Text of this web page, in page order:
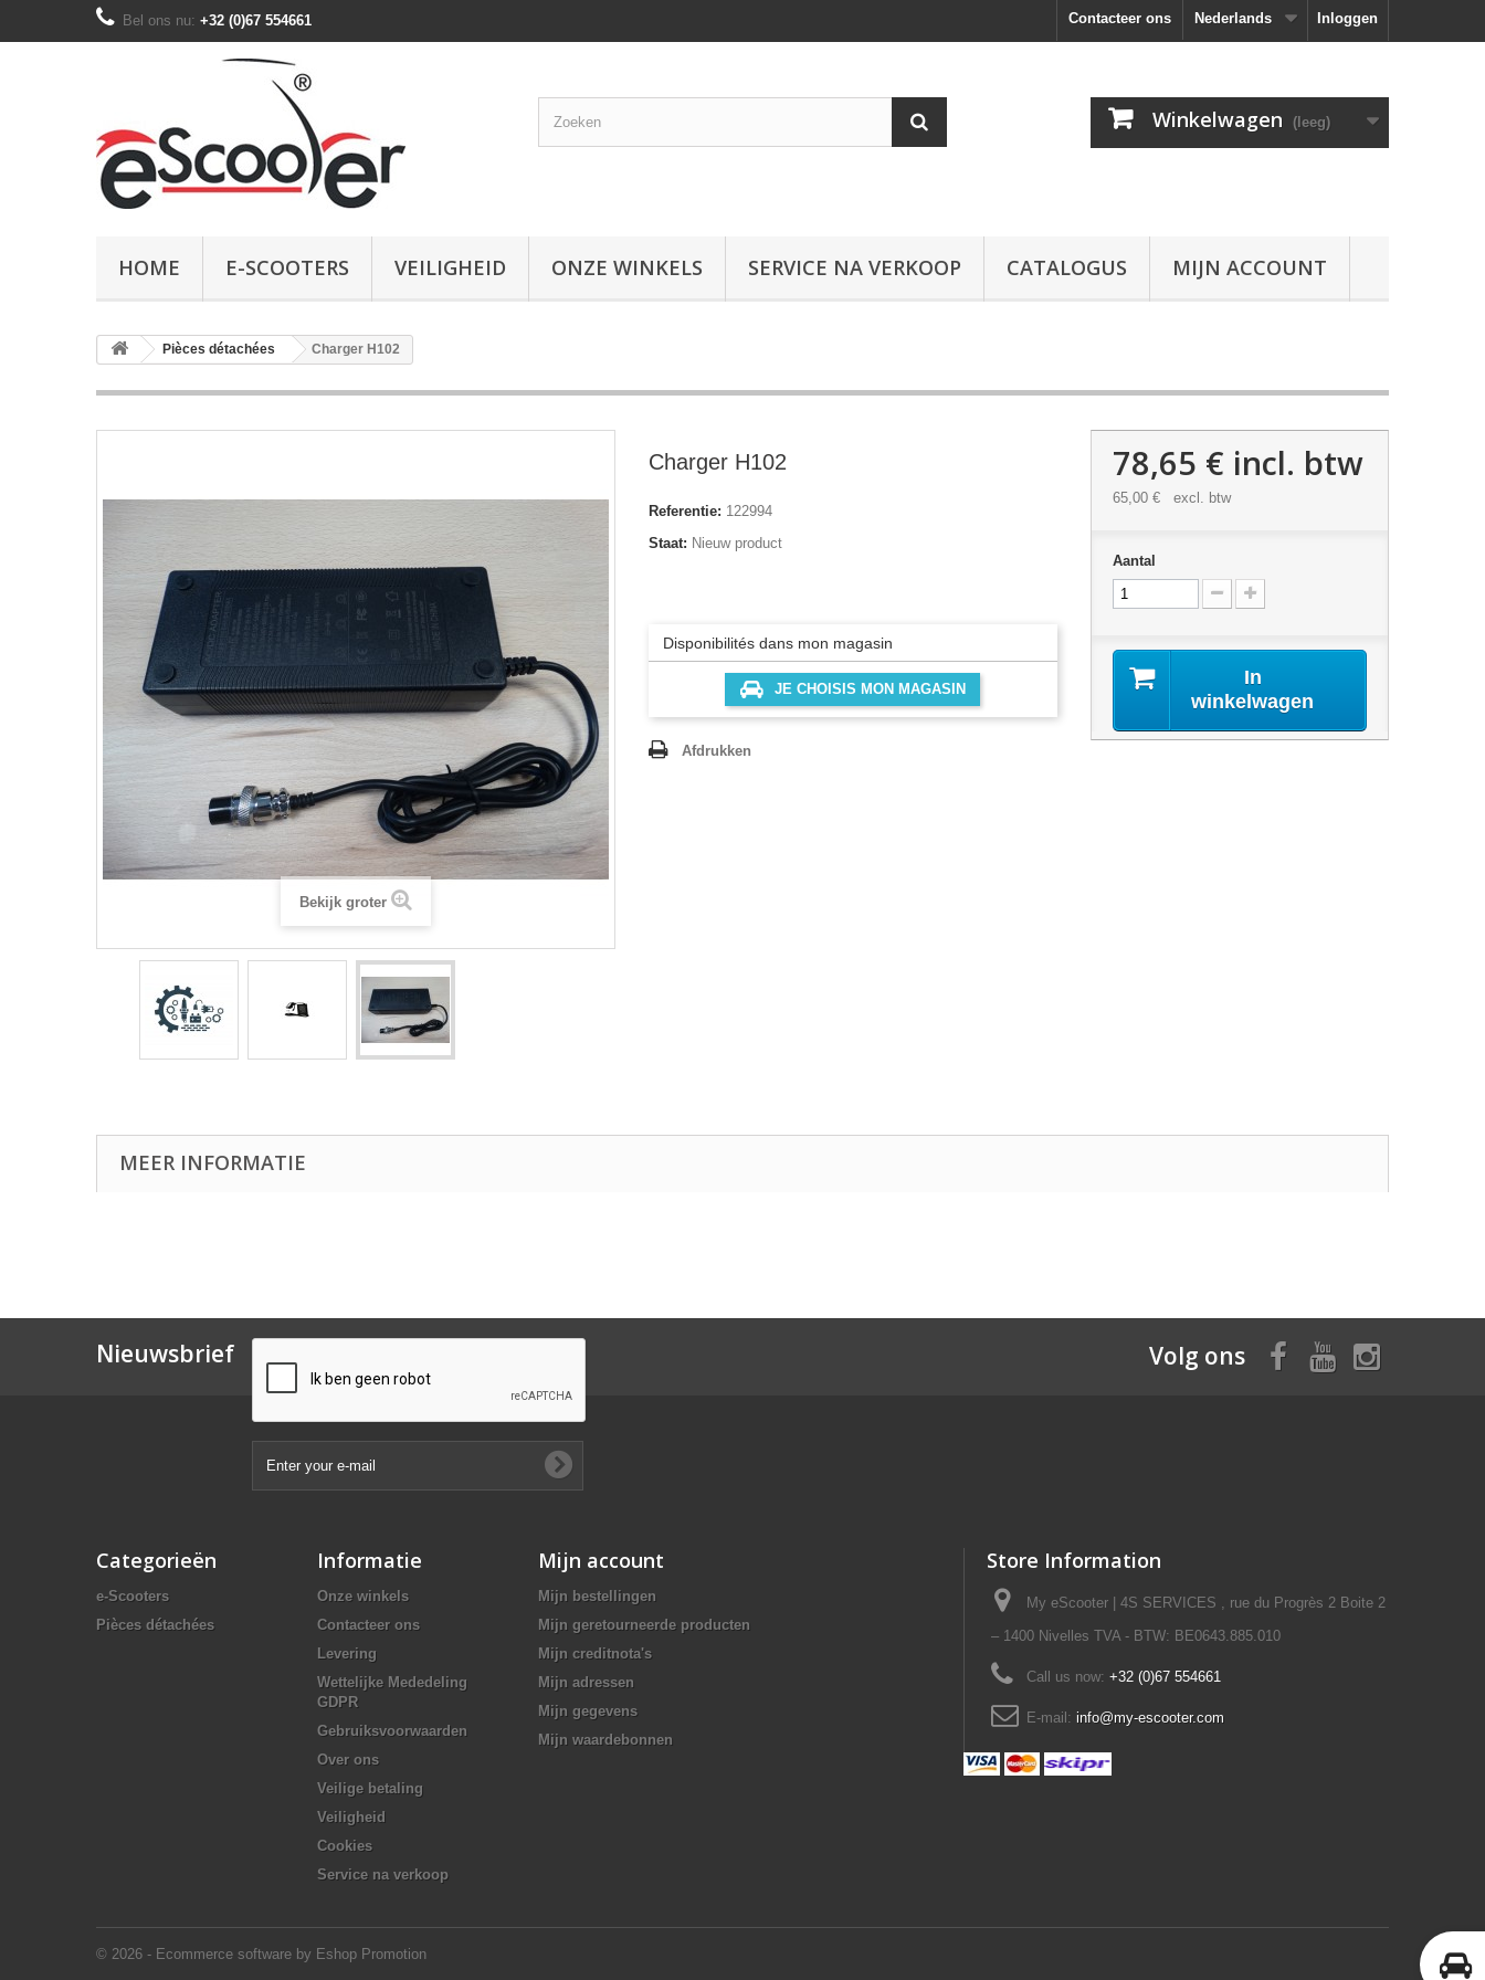
Inloggen
Nederlands
Contacteer ons
Bel ons nu: +32 (0)67 554661
Winkelwagen (leeg)
HOME E-SCOOTERS VEILIGHEID ONZE WINKELS SERVICE NA VERKOOP CATALOGUS MIJN ACCOUNT
Pièces détachées Charger H102
Bekijk groter
Charger H102
Referentie: 122994
Staat: Nieuw product
Disponibilités dans mon magasin
JE CHOISIS MON MAGASIN
Afdrukken
78,65 € incl. btw
65,00 € excl. btw
Aantal
In
winkelwagen
MEER INFORMATIE
Nieuwsbrief Volg ons
Categorieën
e-Scooters
Pièces détachées
Informatie
Onze winkels
Contacteer ons
Levering
Wettelijke Mededeling
GDPR
Gebruiksvoorwaarden
Over ons
Veilige betaling
Veiligheid
Cookies
Service na verkoop
© 2026 - Ecommerce software by Eshop Promotion
Mijn account
Mijn bestellingen
Mijn geretourneerde producten
Mijn creditnota's
Mijn adressen
Mijn gegevens
Mijn waardebonnen
Store Information
My eScooter | 4S SERVICES , rue du Progrès 2 Boite 2
– 1400 Nivelles TVA - BTW: BE0643.885.010
Call us now: +32 (0)67 554661
E-mail: info@my-escooter.com